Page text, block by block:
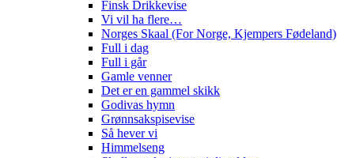
Finsk Drikkevise
Vi vil ha flere…
Norges Skaal (For Norge, Kjempers Fødeland)
Full i dag
Full i går
Gamle venner
Det er en gammel skikk
Godivas hymn
Grønnsakspisevise
Så hever vi
Himmelseng